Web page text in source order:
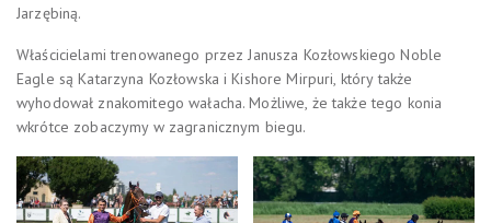
Jarzębiną.
Właścicielami trenowanego przez Janusza Kozłowskiego Noble
Eagle są Katarzyna Kozłowska i Kishore Mirpuri, który także
wyhodował znakomitego wałacha. Możliwe, że także tego konia
wkrótce zobaczymy w zagranicznym biegu.